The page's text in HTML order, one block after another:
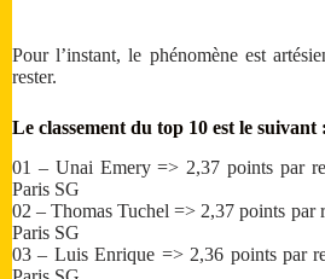
Pour l’instant, le phénomène est
rester.
Le classement du top 10 est le suivant :
01 – Unai Emery => 2,37 points par
Paris SG
02 – Thomas Tuchel => 2,37 points par
Paris SG
03 – Luis Enrique => 2,36 points par